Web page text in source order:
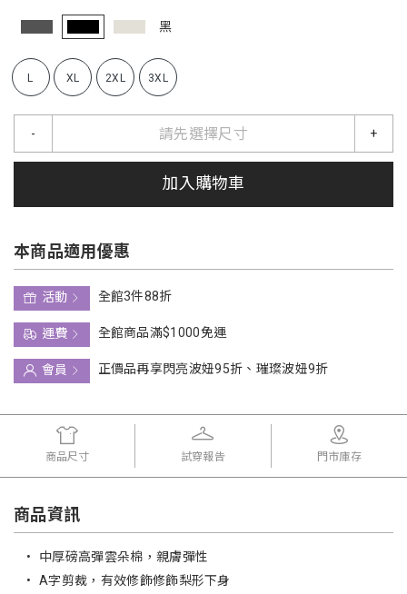
黑
L XL 2XL 3XL
請先選擇尺寸
- +
加入購物車
本商品適用優惠
活動
全館3件88折
運費
全館商品滿$1000免運
會員
正價品再享閃亮波妞95折、璀璨波妞9折
商品尺寸 試穿報告 門市庫存
商品資訊
• 中厚磅高彈雲朵棉，親膚彈性
• A字剪裁，有效修飾修飾梨形下身